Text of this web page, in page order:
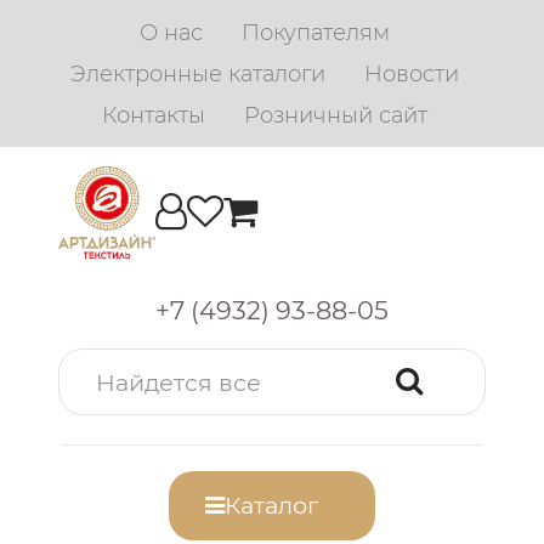
О нас
Покупателям
Электронные каталоги
Новости
Контакты
Розничный сайт
+7 (4932) 93-88-05
Каталог